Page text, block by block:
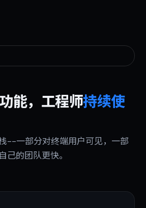
能，工程师持续使
--一部分对终端用户可见，一部
己的团队更快。